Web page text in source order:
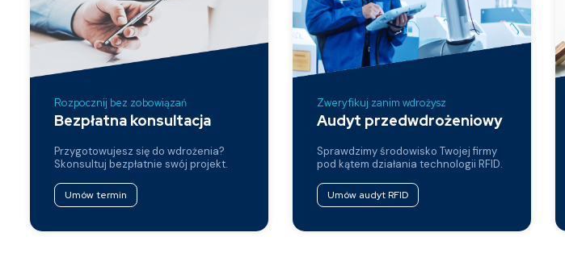
Rozpocznij bez zobowiązań
Bezpłatna konsultacja
Przygotowujesz się do wdrożenia?
Skonsultuj bezpłatnie swój projekt.
Umów termin
Zweryfikuj zanim wdrożysz
Audyt przedwdrożeniowy
Sprawdzimy środowisko Twojej firmy
pod kątem działania technologii RFID.
Umów audyt RFID